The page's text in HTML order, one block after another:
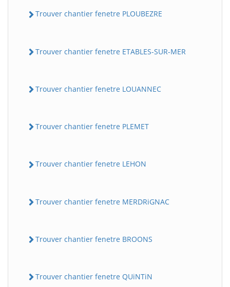
Trouver chantier fenetre PLOUBEZRE
Trouver chantier fenetre ETABLES-SUR-MER
Trouver chantier fenetre LOUANNEC
Trouver chantier fenetre PLEMET
Trouver chantier fenetre LEHON
Trouver chantier fenetre MERDRiGNAC
Trouver chantier fenetre BROONS
Trouver chantier fenetre QUiNTiN